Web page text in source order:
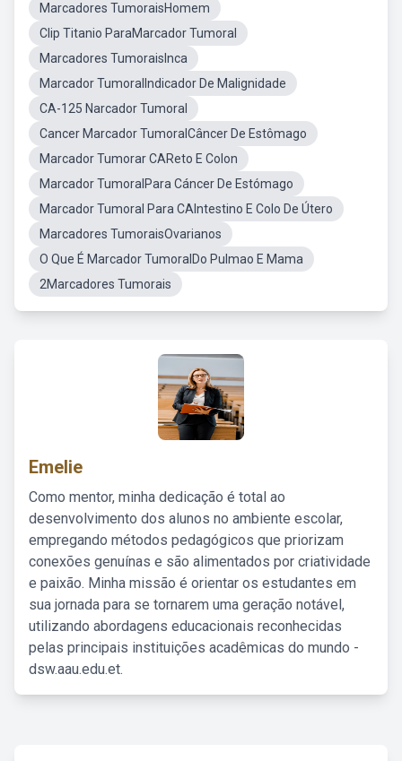
Marcadores TumoraisHomem
Clip Titanio ParaMarcador Tumoral
Marcadores TumoraisInca
Marcador TumoralIndicador De Malignidade
CA-125 Narcador Tumoral
Cancer Marcador TumoralCâncer De Estômago
Marcador Tumorar CAReto E Colon
Marcador TumoralPara Cáncer De Estómago
Marcador Tumoral Para CAIntestino E Colo De Útero
Marcadores TumoraisOvarianos
O Que É Marcador TumoralDo Pulmao E Mama
2Marcadores Tumorais
Emelie
Como mentor, minha dedicação é total ao
desenvolvimento dos alunos no ambiente escolar,
empregando métodos pedagógicos que priorizam
conexões genuínas e são alimentados por criatividade
e paixão. Minha missão é orientar os estudantes em
sua jornada para se tornarem uma geração notável,
utilizando abordagens educacionais reconhecidas
pelas principais instituições acadêmicas do mundo -
dsw.aau.edu.et.